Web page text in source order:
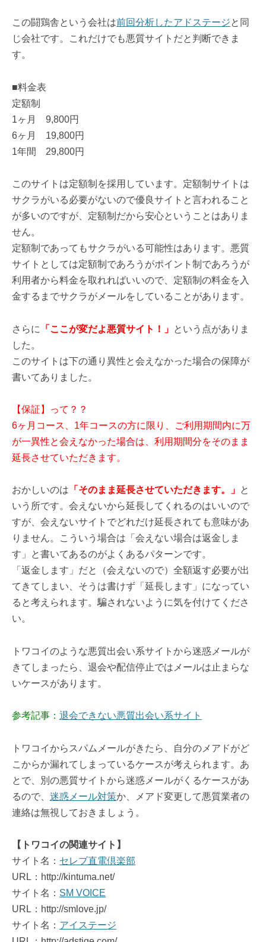
この闘鶏舎という会社は前回分析したアドステージと同
じ会社です。これだけでも悪質サイトだと判断できま
す。
■料金表
定額制
1ヶ月 9,800円
6ヶ月 19,800円
1年間 29,800円
このサイトは定額制を採用しています。定額制サイトは
サクラがいる必要がないので優良サイトと言われること
が多いのですが、定額制だから安心ということはありま
せん。
定額制であってもサクラがいる可能性はあります。悪質
サイトとしては定額制であろうがポイント制であろうが
利用者から料金を取れればいいので、定額制の料金を入
金するまでサクラがメールをしていることがあります。
さらに 「ここが変だよ悪質サイト！」 という点がありま
した。
このサイトは下の通り異性と会えなかった場合の保障が
書いてありました。
【保証】って？？
6ヶ月コース、1年コースの方に限り、ご利用期間内に万
が一異性と会えなかった場合は、利用期間分をそのまま
延長させていただきます。
おかしいのは 「そのまま延長させていただきます。」 と
いう所です。会えないから延長してくれるのはいいので
すが、会えないサイトでどれだけ延長されても意味があ
りません。こういう場合は「会えない場合は返金しま
す」と書いてあるのがよくあるパターンです。
「返金します」だと（会えないので）全額返す必要が出
てきてしまい、そうは書けず「延長します」になってい
ると考えられます。騙されないように気を付けてくださ
い。
トワコイのような悪質出会い系サイトから迷惑メールが
きてしまったら、退会や配信停止ではメールは止まらな
いケースがあります。
参考記事： 退会できない悪質出会い系サイト
トワコイからスパムメールがきたら、自分のメアドがど
こからか漏れてしまっているケースが考えられます。あ
とで、別の悪質サイトから迷惑メールがくるケースがあ
るので、 迷惑メール対策か、メアド変更して悪質業者の
連絡は無視しておきましょう。
【トワコイの関連サイト】
サイト名： セレブ直電倶楽部
URL：http://kintuma.net/
サイト名： SM VOICE
URL：http://smlove.jp/
サイト名： アイステージ